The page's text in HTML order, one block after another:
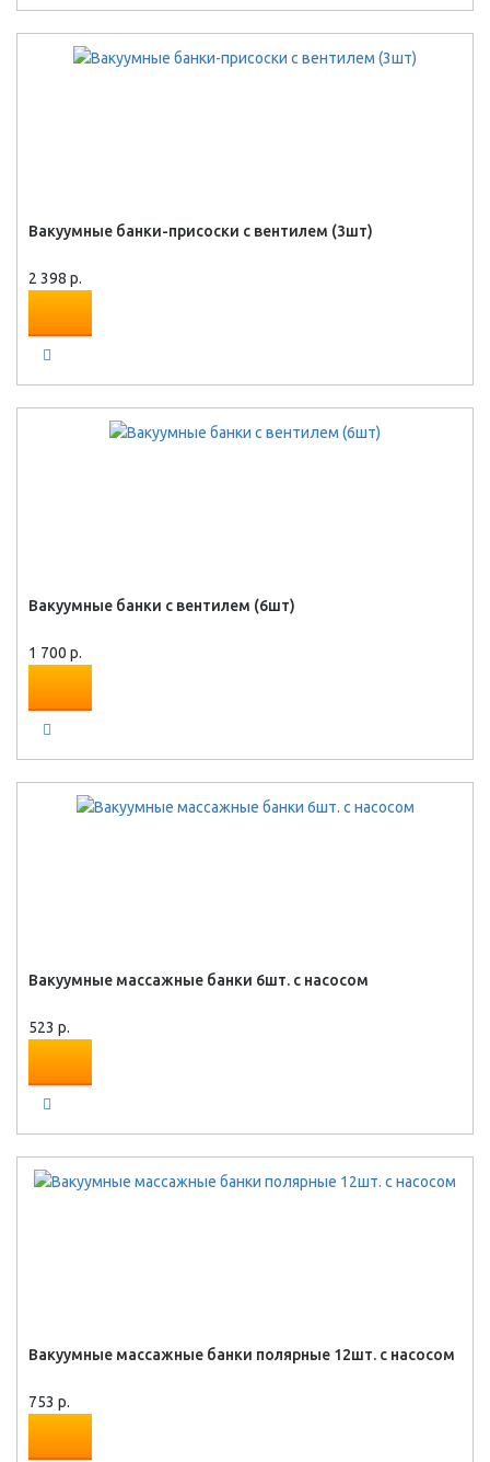
Вакуумные банки-присоски с вентилем (3шт)
2 398 р.
Вакуумные банки с вентилем (6шт)
1 700 р.
Вакуумные массажные банки 6шт. с насосом
523 р.
Вакуумные массажные банки полярные 12шт. с насосом
753 р.